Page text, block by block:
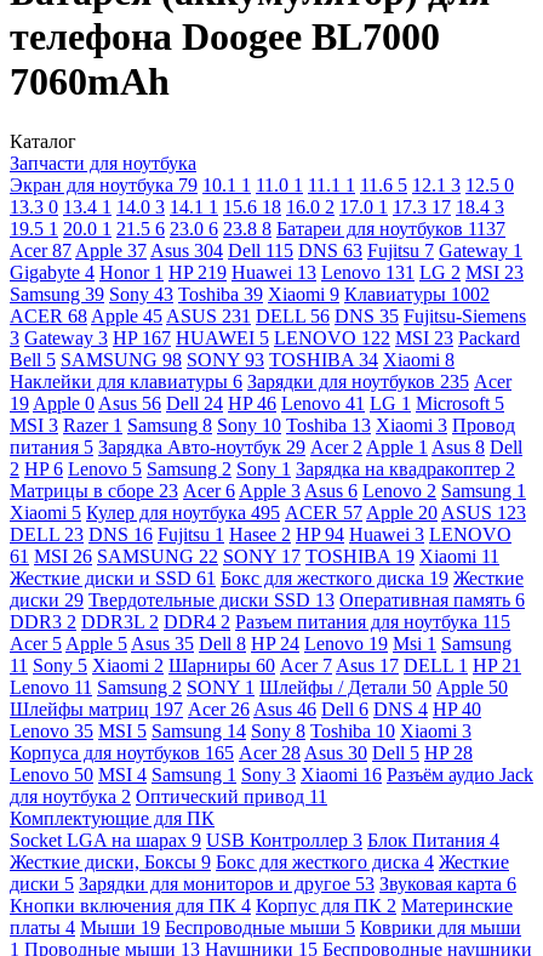
телефона Doogee BL7000
7060mAh
Каталог
Запчасти для ноутбука
Экран для ноутбука 79 10.1 1 11.0 1 11.1 1 11.6 5 12.1 3 12.5 0
13.3 0 13.4 1 14.0 3 14.1 1 15.6 18 16.0 2 17.0 1 17.3 17 18.4 3
19.5 1 20.0 1 21.5 6 23.0 6 23.8 8 Батареи для ноутбуков 1137
Acer87 Apple 37 Asus 304 Dell 115 DNS 63 Fujitsu 7 Gateway 1
Gigabyte 4 Honor 1 HP 219 Huawei 13 Lenovo 131 LG 2 MSI 23
Samsung 39 Sony 43 Toshiba 39 Xiaomi 9 Клавиатуры 1002
ACER 68 Apple 45 ASUS 231 DELL 56 DNS 35 Fujitsu-Siemens
3 Gateway 3 HP 167 HUAWEI 5 LENOVO 122 MSI 23 Packard
Bell 5 SAMSUNG 98 SONY 93 TOSHIBA 34 Xiaomi 8
Наклейки для клавиатуры 6 Зарядки для ноутбуков 235 Acer
19 Apple 0 Asus 56 Dell 24 HP46 Lenovo 41 LG 1 Microsoft 5
MSI 3 Razer 1 Samsung 8 Sony 10 Toshiba 13 Xiaomi 3 Провод
питания 5 Зарядка Авто-ноутбук 29 Acer 2 Apple 1 Asus 8 Dell
2 HP6 Lenovo 5 Samsung 2 Sony 1 Зарядка на квадракоптер 2
Матрицы в сборе 23 Acer6 Apple 3 Asus 6 Lenovo 2 Samsung 1
Xiaomi 5 Кулер для ноутбука 495 ACER 57 Apple 20 ASUS 123
DELL 23 DNS 16 Fujitsu 1 Hasee 2 HP94 Huawei 3 LENOVO
61 MSI 26 SAMSUNG 22 SONY 17 TOSHIBA 19 Xiaomi 11
Жесткие диски и SSD 61 Бокс для жесткого диска 19 Жесткие
диски 29 Твердотельные диски SSD 13 Оперативная память 6
DDR3 2 DDR3L 2 DDR4 2 Разъем питания для ноутбука 115
Acer 5 Apple 5 Asus 35 Dell 8 HP 24 Lenovo 19 Msi 1 Samsung
11 Sony 5 Xiaomi 2 Шарниры 60 Acer 7 Asus 17 DELL 1 HP 21
Lenovo 11 Samsung 2 SONY 1 Шлейфы / Детали 50 Apple 50
Шлейфы матриц 197 Acer 26 Asus 46 Dell 6 DNS 4 HP40
Lenovo 35 MSI 5 Samsung 14 Sony 8 Toshiba 10 Xiaomi 3
Корпуса для ноутбуков 165 Acer 28 Asus 30 Dell 5 HP 28
Lenovo 50 MSI 4 Samsung 1 Sony 3 Xiaomi 16 Разъём аудио Jack
для ноутбука 2 Оптический привод 11
Комплектующие для ПК
Socket LGA на шарах 9 USB Контроллер 3 Блок Питания 4
Жесткие диски, Боксы 9 Бокс для жесткого диска 4 Жесткие
диски 5 Зарядки для мониторов и другое 53 Звуковая карта 6
Кнопки включения для ПК 4 Корпус для ПК 2 Материнские
платы 4 Мыши 19 Беспроводные мыши 5 Коврики для мыши
1 Проводные мыши 13 Наушники 15 Беспроводные наушники